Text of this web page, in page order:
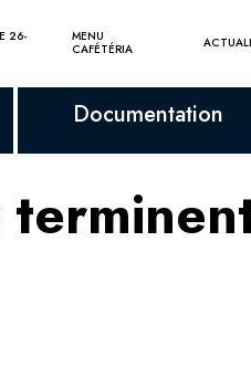
26-
MENU
CAFÉTÉRIA
Documentation